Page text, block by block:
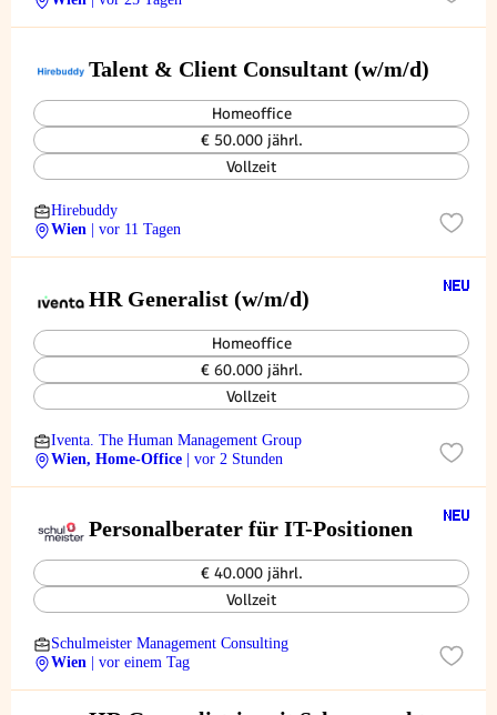
Talent & Client Consultant (w/m/d)
Homeoffice
€ 50.000 jährl.
Vollzeit
Hirebuddy
Wien
| vor 11 Tagen
HR Generalist (w/m/d)
Homeoffice
€ 60.000 jährl.
Vollzeit
Iventa. The Human Management Group
Wien, Home-Office
| vor 2 Stunden
Personalberater für IT-Positionen
€ 40.000 jährl.
Vollzeit
Schulmeister Management Consulting
Wien
| vor einem Tag